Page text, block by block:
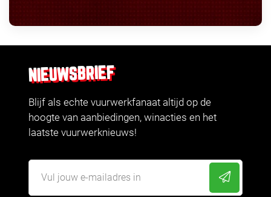
NIEUWSBRIEF
Blijf als echte vuurwerkfanaat altijd op de
hoogte van aanbiedingen, winacties en het
laatste vuurwerknieuws!